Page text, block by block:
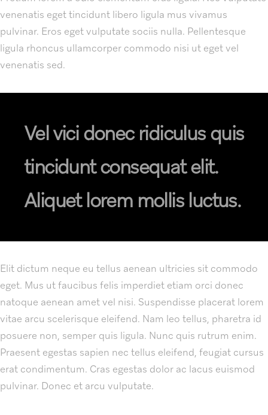
venenatis eget tincidunt libero ligula mus vivamus
pulvinar. Eros eget vulputate sociis nulla. Pellentesque
ligula rhoncus ullamcorper commodo nisi ut eget vel
venenatis sed.
Vel vici donec ridiculus quis
tincidunt consequat elit.
Aliquet lorem mollis luctus.
Elit dictum neque eu tellus aenean ultricies sit commodo
eget. Mus ut faucibus felis imperdiet etiam orci donec
natoque aenean amet vel nisi. Suspendisse placerat lorem
vitae arcu scelerisque eleifend. Nam leo tellus, pharetra id
posuere non, semper quis ligula. Nunc quis rutrum enim.
Praesent egestas sapien nec tellus eleifend, feugiat cursus
erat condimentum. Cras egestas dolor ac lacus euismod
pulvinar. Donec et arcu vulputate.